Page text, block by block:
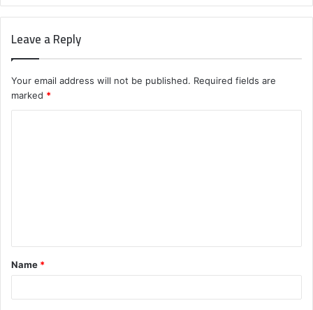
Leave a Reply
Your email address will not be published. Required fields are
marked *
t
*
Name *